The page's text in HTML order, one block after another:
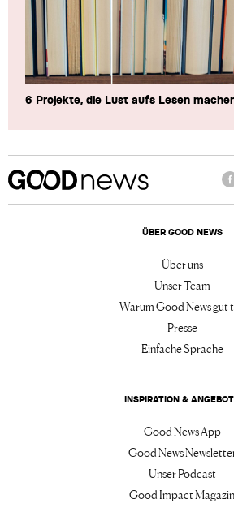
6 Projekte, die Lust aufs Lesen
ÜBER GOOD NEWS
Über uns
Unser Team
Warum Good News gut
Presse
Einfache Sprache
INSPIRATION &
Good News App
Good News
Unser Podcast
Good Impact Magazin